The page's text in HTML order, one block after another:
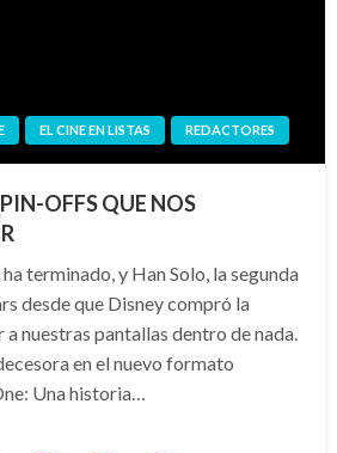
EL CINE EN LISTAS REDACTORES
OFFS QUE NOS
terminado, y Han Solo, la segunda
desde que Disney compró la
nuestras pantallas dentro de nada.
en el nuevo formato
Una historia…